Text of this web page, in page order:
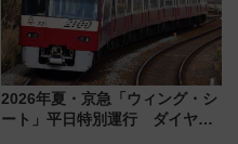
2026年夏・京急「ウィング・シ
ート」平日特別運行 ダイヤ・